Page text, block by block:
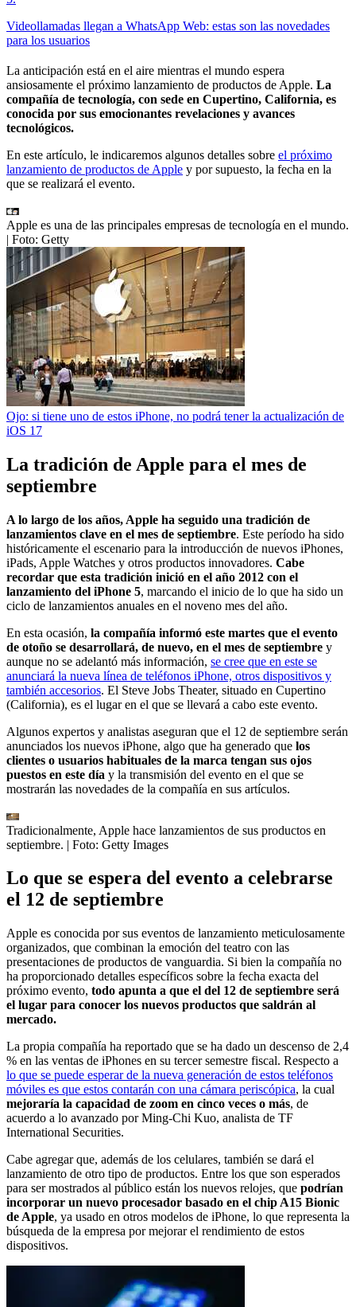
Videollamadas llegan a WhatsApp Web: estas son las novedades
para los usuarios
La anticipación está en el aire mientras el mundo espera
ansiosamente el próximo lanzamiento de productos de Apple. La
compañía de tecnología, con sede en Cupertino, California, es
conocida por sus emocionantes revelaciones y avances
tecnológicos.
En este artículo, le indicaremos algunos detalles sobre el próximo
lanzamiento de productos de Apple y por supuesto, la fecha en la
que se realizará el evento.
Apple es una de las principales empresas de tecnología en el mundo.
| Foto: Getty
Ojo: si tiene uno de estos iPhone, no podrá tener la actualización de
iOS 17
La tradición de Apple para el mes de
septiembre
A lo largo de los años, Apple ha seguido una tradición de
lanzamientos clave en el mes de septiembre. Este período ha sido
históricamente el escenario para la introducción de nuevos iPhones,
iPads, Apple Watches y otros productos innovadores. Cabe
recordar que esta tradición inició en el año 2012 con el
lanzamiento del iPhone 5, marcando el inicio de lo que ha sido un
ciclo de lanzamientos anuales en el noveno mes del año.
En esta ocasión, la compañía informó este martes que el evento
de otoño se desarrollará, de nuevo, en el mes de septiembre y
aunque no se adelantó más información, se cree que en este se
anunciará la nueva línea de teléfonos iPhone, otros dispositivos y
también accesorios. El Steve Jobs Theater, situado en Cupertino
(California), es el lugar en el que se llevará a cabo este evento.
Algunos expertos y analistas aseguran que el 12 de septiembre serán
anunciados los nuevos iPhone, algo que ha generado que los
clientes o usuarios habituales de la marca tengan sus ojos
puestos en este día y la transmisión del evento en el que se
mostrarán las novedades de la compañía en sus artículos.
Tradicionalmente, Apple hace lanzamientos de sus productos en
septiembre. | Foto: Getty Images
Lo que se espera del evento a celebrarse
el 12 de septiembre
Apple es conocida por sus eventos de lanzamiento meticulosamente
organizados, que combinan la emoción del teatro con las
presentaciones de productos de vanguardia. Si bien la compañía no
ha proporcionado detalles específicos sobre la fecha exacta del
próximo evento, todo apunta a que el del 12 de septiembre será
el lugar para conocer los nuevos productos que saldrán al
mercado.
La propia compañía ha reportado que se ha dado un descenso de 2,4
% en las ventas de iPhones en su tercer semestre fiscal. Respecto a
lo que se puede esperar de la nueva generación de estos teléfonos
móviles es que estos contarán con una cámara periscópica, la cual
mejoraría la capacidad de zoom en cinco veces o más, de
acuerdo a lo avanzado por Ming-Chi Kuo, analista de TF
International Securities.
Cabe agregar que, además de los celulares, también se dará el
lanzamiento de otro tipo de productos. Entre los que son esperados
para ser mostrados al público están los nuevos relojes, que podrían
incorporar un nuevo procesador basado en el chip A15 Bionic
de Apple, ya usado en otros modelos de iPhone, lo que representa la
búsqueda de la empresa por mejorar el rendimiento de estos
dispositivos.